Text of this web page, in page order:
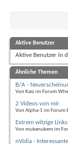
Aktive Benutzer
Aktive Benutzer in
Ähnliche Themen
B/A -
Von Kasi im Forum
2 Videos von mir
Von Alpha-1 im Forum
Extrem witzige Links
Von mukenukem im
nVidia -